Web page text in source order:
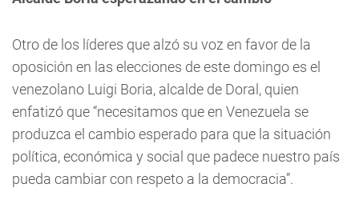
Otro de los líderes que alzó su voz en favor de la
oposición en las elecciones de este domingo es el
venezolano Luigi Boria, alcalde de Doral, quien
enfatizó que “necesitamos que en Venezuela se
produzca el cambio esperado para que la situación
política, económica y social que padece nuestro país
pueda cambiar con respeto a la democracia”.